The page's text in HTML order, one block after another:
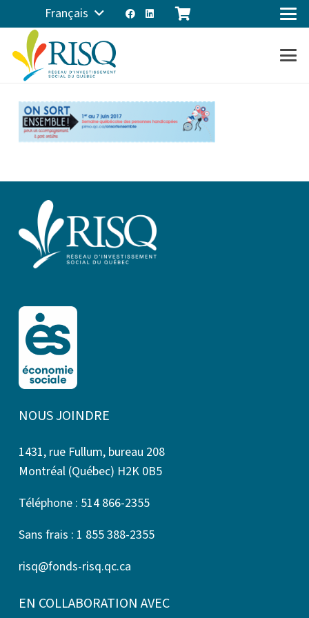
Français
NOUS JOINDRE
1431, rue Fullum, bureau 208
Montréal (Québec) H2K 0B5
Téléphone : 514 866-2355
Sans frais : 1 855 388-2355
risq@fonds-risq.qc.ca
EN COLLABORATION AVEC